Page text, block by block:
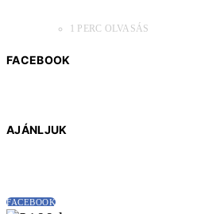
1 PERC OLVASÁS
FACEBOOK
AJÁNLJUK
FACEBOOK